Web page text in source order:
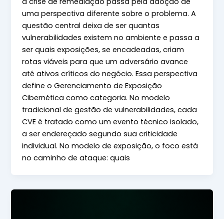
uma perspectiva diferente sobre o problema. A
questão central deixa de ser quantas
vulnerabilidades existem no ambiente e passa a
ser quais exposições, se encadeadas, criam
rotas viáveis para que um adversário avance
até ativos críticos do negócio. Essa perspectiva
define o Gerenciamento de Exposição
Cibernética como categoria. No modelo
tradicional de gestão de vulnerabilidades, cada
CVE é tratado como um evento técnico isolado,
a ser endereçado segundo sua criticidade
individual. No modelo de exposição, o foco está
no caminho de ataque: quais